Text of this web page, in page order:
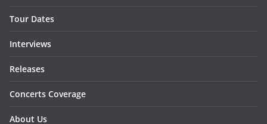
Tour Dates
Interviews
Releases
Concerts Coverage
About Us